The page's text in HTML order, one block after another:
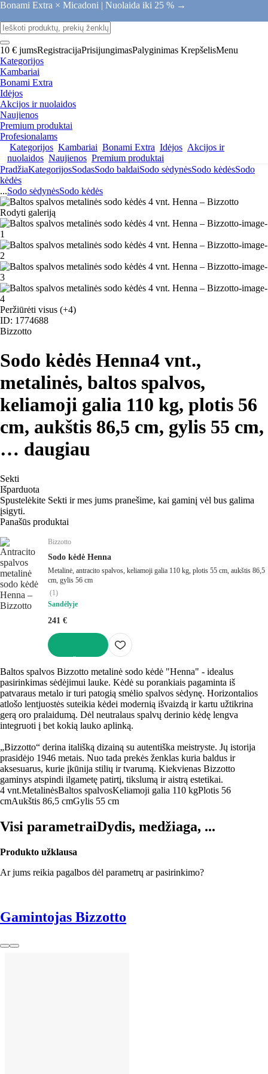
Bonami Extra × Micadoni | Nuolaida iki 25 % →
10 € jumsRegistracijaPrisijungimasPalyginimas KrepšelisMenu
Kategorijos
Kambariai
Bonami Extra
Idėjos
Akcijos ir nuolaidos
Naujienos
Premium produktai
Profesionalams
Kategorijos Kambariai Bonami Extra Idėjos Akcijos ir
nuolaidos Naujienos Premium produktai
PradžiaKategorijosSodasSodo baldaiSodo sėdynėsSodo kėdėsSodo
kėdės
...Sodo sėdynėsSodo kėdės
Rodyti galeriją
Peržiūrėti visus (+4)
ID: 1774688
Bizzotto
Sodo kėdės Henna4 vnt.,
metalinės, baltos spalvos,
keliamoji galia 110 kg, plotis 56
cm, aukštis 86,5 cm, gylis 55 cm,
… daugiau
Sekti
Išparduota
Spustelėkite Sekti ir mes jums pranešime, kai gaminį vėl bus galima
įsigyti.
Panašūs produktai
Bizzotto
Sodo kėdė Henna
Metalinė, antracito spalvos, keliamoji galia 110 kg, plotis 55 cm, aukštis 86,5
cm, gylis 56 cm
(1)
Sandėlyje
241 €
Baltos spalvos Bizzotto metalinė sodo kėdė "Henna" - idealus
pasirinkimas sėdėjimui lauke. Kėdė su porankiais pagaminta iš
patvaraus metalo ir turi patogią smėlio spalvos sėdynę. Horizontalios
atlošo lentjuostės suteikia kėdei modernią išvaizdą ir kartu užtikrina
gerą oro pralaidumą. Dėl neutralaus spalvų derinio kėdę lengva
integruoti į bet kokią lauko aplinką.
„Bizzotto“ derina itališką dizainą su autentiška meistryste. Jų istorija
prasidėjo 1946 metais. Nuo tada prekės ženklas kuria baldus ir
aksesuarus, kurie įkūnija stilių ir tvarumą. Kiekvienas Bizzotto
gaminys atspindi ilgametę patirtį, tikslumą ir aistrą estetikai.
4 vnt.MetalinėsBaltos spalvosKeliamoji galia 110 kgPlotis 56
cmAukštis 86,5 cmGylis 55 cm
Visi parametraiDydis, medžiaga, ...
Produkto užklausa
Ar jums reikia pagalbos dėl parametrų ar pasirinkimo?
Gamintojas Bizzotto